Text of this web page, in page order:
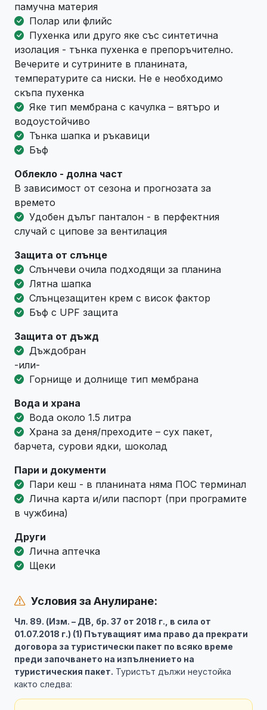
памучна материя
Полар или флийс
Пухенка или друго яке със синтетична
изолация - тънка пухенка е препоръчително.
Вечерите и сутрините в планината,
температурите са ниски. Не е необходимо
скъпа пухенка
Яке тип мембрана с качулка – вятъро и
водоустойчиво
Тънка шапка и ръкавици
Бъф
Облекло - долна част
В зависимост от сезона и прогнозата за
времето
Удобен дълъг панталон - в перфектния
случай с ципове за вентилация
Защита от слънце
Слънчеви очила подходящи за планина
Лятна шапка
Слънцезащитен крем с висок фактор
Бъф с UPF защита
Защита от дъжд
Дъждобран
-или-
Горнище и долнище тип мембрана
Вода и храна
Вода около 1.5 литра
Храна за деня/преходите – сух пакет,
барчета, сурови ядки, шоколад
Пари и документи
Пари кеш - в планината няма ПОС терминал
Лична карта и/или паспорт (при програмите
в чужбина)
Други
Лична аптечка
Щеки
Условия за Анулиране:
Чл. 89. (Изм. – ДВ, бр. 37 от 2018 г., в сила от
01.07.2018 г.) (1) Пътуващият има право да прекрати
договора за туристически пакет по всяко време
преди започването на изпълнението на
туристическия пакет. Туристът дължи неустойка
както следва: